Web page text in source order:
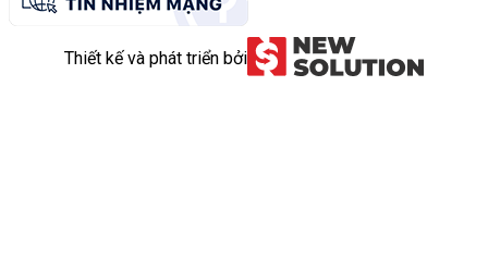
Thiết kế và phát triển bởi